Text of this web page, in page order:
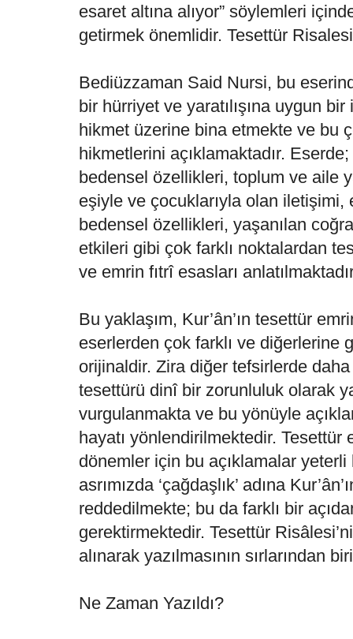
esaret altına alıyor” söylemleri
getirmek önemlidir. Tesettür
Bediüzzaman Said Nursi, bu
bir hürriyet ve yaratılışına uygun
hikmet üzerine bina etmekte ve bu
hikmetlerini açıklamaktadır. Eserde;
bedensel özellikleri, toplum ve aile
eşiyle ve çocuklarıyla olan iletişimi,
bedensel özellikleri, yaşanılan
etkileri gibi çok farklı noktalardan
ve emrin fıtrî esasları
Bu yaklaşım, Kur’ân’ın tesettür
eserlerden çok farklı ve diğerlerine
orijinaldir. Zira diğer tefsirlerde daha
tesettürü dinî bir zorunluluk olarak
vurgulanmakta ve bu yönüyle
hayatı yönlendirilmektedir. Tesettür
dönemler için bu açıklamalar
asrımızda ‘çağdaşlık’ adına
reddedilmekte; bu da farklı bir
gerektirmektedir. Tesettür
alınarak yazılmasının sırlarından
Ne Zaman Yazıldı?